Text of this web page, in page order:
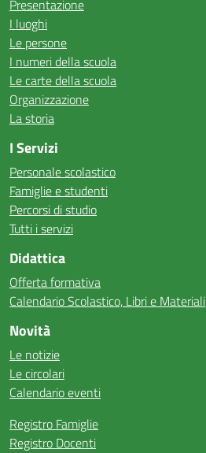
Presentazione
I luoghi
Le persone
I numeri della scuola
Le carte della scuola
Organizzazione
La storia
I Servizi
Personale scolastico
Famiglie e studenti
Percorsi di studio
Tutti i servizi
Didattica
Offerta formativa
Calendario Scolastico, Libri e Materiali
Novità
Le notizie
Le circolari
Calendario eventi
Registro Famiglie
Registro Docenti